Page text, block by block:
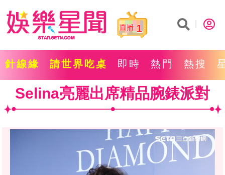
1
針線緣 請世界吃桌 即時 熱門 熱搜
Selina亮麗出席精品腕錶派對